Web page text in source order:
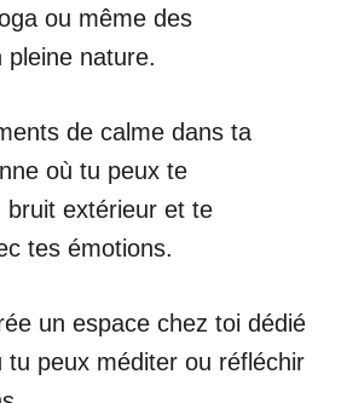
ou même des
pleine nature.
de calme dans ta
où tu peux te
bruit extérieur et te
tes émotions.
un espace chez toi dédié
tu peux méditer ou réfléchir